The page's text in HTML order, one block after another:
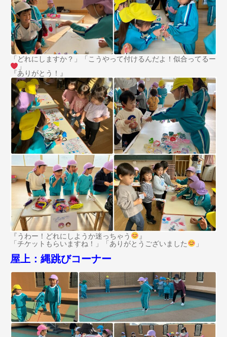
「どれにしますか？」「こうやって付けるんだよ！似合ってるー
」
『ありがとう！』
『うわー！どれにしようか迷っちゃう
』
「チケットもらいますね！」「ありがとうございました
」
屋上：縄跳びコーナー